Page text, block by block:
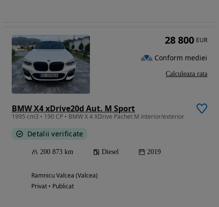
BMW X4 xDrive20d Aut. M Sport
1995 cm3 • 190 CP • BMW X 4 XDrive Pachet M interior/exterior
Detalii verificate
200 873 km Diesel 2019
Ramnicu Valcea (Valcea)
Privat • Publicat
28 800 EUR
Conform mediei
Calculeaza rata